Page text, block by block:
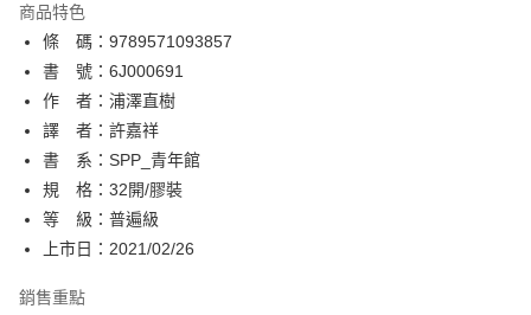
相關說明
【關於「AFTEE先享後付」】
AFTEE先享後付是「在收到商品之後才付款」的支付方式。 讓您購物簡單
便利好安心！
１．簡單：不需註冊會員、不需綁卡、不需儲值。
２．便利：只要手機號碼，簡訊認證，即可結帳。
３．安心：先確認商品／服務後，再付款。
【「AFTEE先享後付」結帳流程】
１．於結帳方式選擇「AFTEE先享後付」後，將跳轉至「AFTEE先享後付」
結帳頁面，進行簡訊認證並確認金額後，即可完成結帳。
２．訂單成立數日內，您將收到繳費通知簡訊。
ATM／網路銀行／等多元方式進行付款，方視為交易完成。
ATM付款
運送方式
全家取貨付款
每筆NT$80，滿NT$500(含以上)免運費
付款後全家取貨
商品特色
條 碼：9789571093857
書 號：6J000691
作 者：浦澤直樹
譯 者：許嘉祥
書 系：SPP_青年館
規 格：32開/膠裝
等 級：普遍級
上市日：2021/02/26
銷售重點